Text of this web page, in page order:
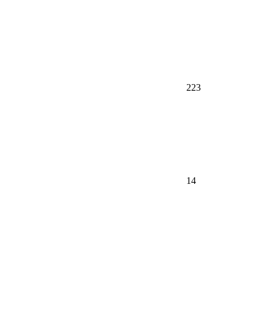
223
14